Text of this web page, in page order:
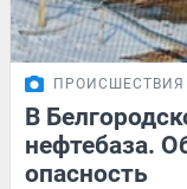
ПРОИСШЕСТВИЯ
В
нефтебаза.
опасность